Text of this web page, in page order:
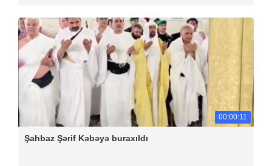
00:00:11
Şahbaz Şərif Kəbəyə buraxıldı